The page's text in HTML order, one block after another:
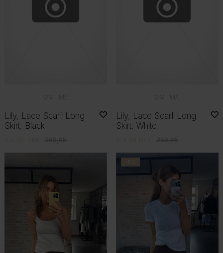
S/M M/L
Lily, Lace Scarf Long
Skirt, Black
S/M M/L
Lily, Lace Scarf Long
Skirt, White